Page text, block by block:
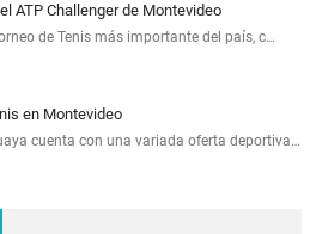
ATP Challenger de Montevideo
de Tenis más importante del país, c…
en Montevideo
cuenta con una variada oferta deportiva…